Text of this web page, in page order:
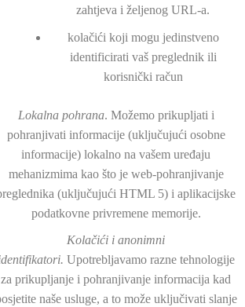
zahtjeva i željenog URL-a.
kolačići koji mogu jedinstveno
identificirati vaš preglednik ili
korisnički račun
Lokalna pohrana. Možemo prikupljati i
pohranjivati informacije (uključujući osobne
informacije) lokalno na vašem uređaju
mehanizmima kao što je web-pohranjivanje
(uključujući HTML 5) i aplikacijske
podatkovne privremene memorije.
Kolačići i anonimni
Upotrebljavamo razne tehnologije
za prikupljanje i pohranjivanje informacija kad
naše usluge, a to može uključivati slanje